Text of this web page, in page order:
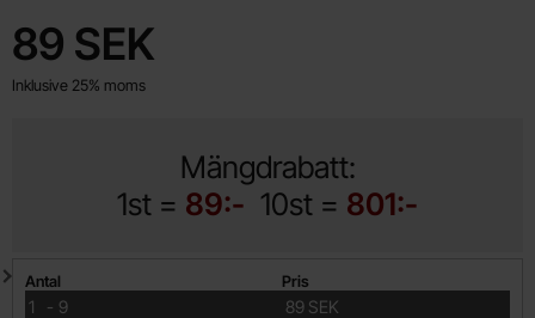
pris
89 SEK
Inklusive 25% moms
Mängdrabatt:
1st = 89:- 10st = 801:-
Mängdrabatt
Antal Pris
1 -
till 9
89 SEK